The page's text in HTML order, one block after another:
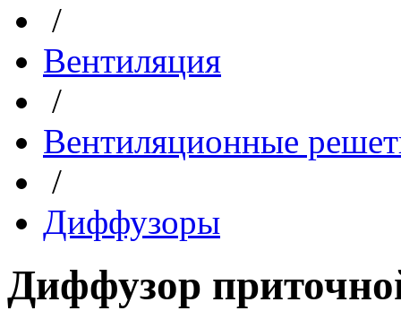
/
Вентиляция
/
Вентиляционные
/
Диффузоры
Диффузор